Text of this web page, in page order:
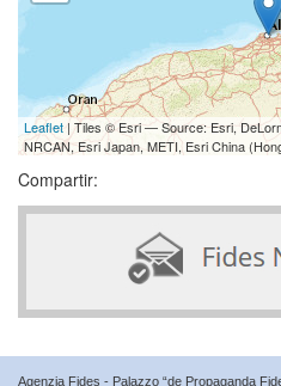
Leaflet | Tiles © Esri — Source: Esri,
NRCAN, Esri Japan, METI, Esri China
Compartir:
Agenzia Fides - Palazzo “de Propaganda